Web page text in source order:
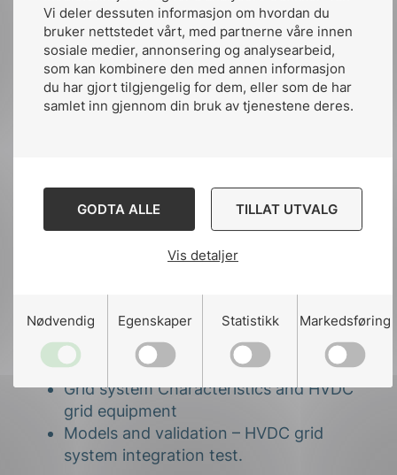
Vi deler dessuten informasjon om hvordan du
bruker nettstedet vårt, med partnerne våre innen
sosiale medier, annonsering og analysearbeid,
som kan kombinere den med annen informasjon
du har gjort tilgjengelig for dem, eller som de har
samlet inn gjennom din bruk av tjenestene deres.
GODTA ALLE TILLAT UTVALG
Vis detaljer
Nødvendig Egenskaper Statistikk Markedsføring
krav
Arbeidsgruppen er «sovende» – dvs. ingen
utvikling siste året.
Arbeidsgruppe 6 er en ganske ny
and AC systems. Arbeidsgruppen er igjen
Coordination of HVDC and AC-system
Grid Control
Gris Protection
Grid system Characteristics and HVDC
grid equipment
Models and validation – HVDC grid
system integration test.